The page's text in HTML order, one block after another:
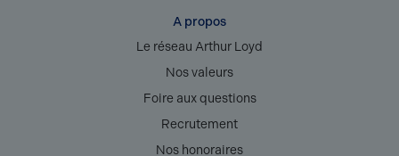
A propos
Le réseau Arthur Loyd
Nos valeurs
Foire aux questions
Recrutement
Nos honoraires